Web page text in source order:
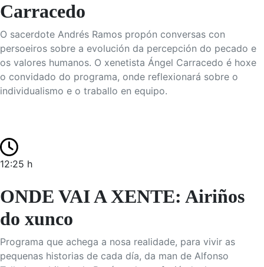
Carracedo
O sacerdote Andrés Ramos propón conversas con
persoeiros sobre a evolución da percepción do pecado e
os valores humanos. O xenetista Ángel Carracedo é hoxe
o convidado do programa, onde reflexionará sobre o
individualismo e o traballo en equipo.
12:25 h
ONDE VAI A XENTE: Airiños
do xunco
Programa que achega a nosa realidade, para vivir as
pequenas historias de cada día, da man de Alfonso